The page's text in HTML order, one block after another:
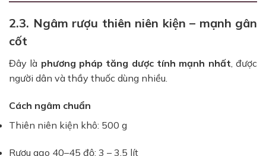
2.3. Ngâm rượu thiên niên kiện – mạnh gân
cốt
Đây là phương pháp tăng dược tính mạnh nhất, được
người dân và thầy thuốc dùng nhiều.
Cách ngâm chuẩn
Thiên niên kiện khô: 500 g
Rượu gạo 40–45 độ: 3 – 3,5 lít